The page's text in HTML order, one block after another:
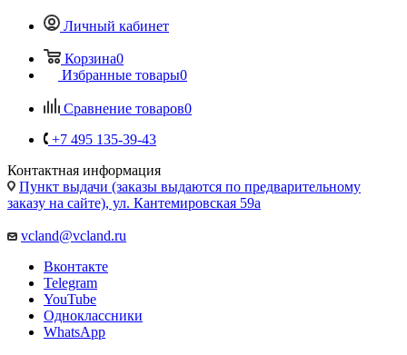
Личный кабинет
Корзина0
Избранные товары0
Сравнение товаров0
+7 495 135-39-43
Контактная информация
Пункт выдачи (заказы выдаются по предварительному
заказу на сайте), ул. Кантемировская 59а
vcland@vcland.ru
Вконтакте
Telegram
YouTube
Одноклассники
WhatsApp